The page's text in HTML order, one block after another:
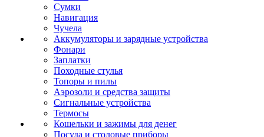
Сумки
Навигация
Чучела
Аккумуляторы и зарядные устройства
Фонари
Заплатки
Походные стулья
Топоры и пилы
Аэрозоли и средства защиты
Сигнальные устройства
Термосы
Кошельки и зажимы для денег
Посуда и столовые приборы